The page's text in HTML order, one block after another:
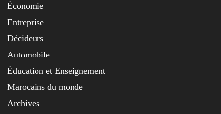
Économie
Entreprise
Décideurs
Automobile
Éducation et Enseignement
Marocains du monde
Archives